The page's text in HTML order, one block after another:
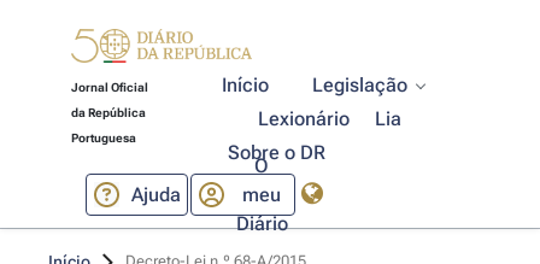
Jornal Oficial
da República
Portuguesa
Início
Legislação
Lexionário
Lia
Sobre o DR
Ajuda
O
meu
Diário